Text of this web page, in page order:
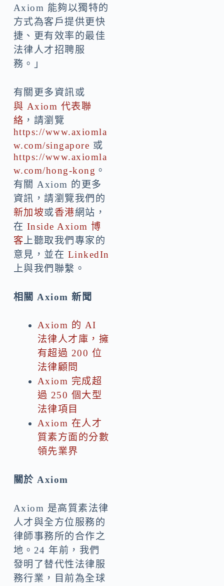
Axiom 能夠以獨特的
方式為客戶提供更快
捷、更有效率的最佳
法律人才招聘服
務。」
有關更多資訊或
與 Axiom 代表聯
絡 ，請瀏覽
https://www.axiomla
w.com/singapore 或
https://www.axiomla
w.com/hong-kong 。
有關 Axiom 的更多
資訊，請瀏覽我們的
新加坡或香港網站，
在 Inside Axiom 博
客 上聽取我們專家的
意見，並在 LinkedIn
上與我們聯繫。
相關 Axiom 新聞
Axiom 的 AI
法律人才庫，擁
有超過 200 位
法律顧問
Axiom 完成超
過 250 個大型
法律項目
Axiom 在人才
質素方面的分數
領先業界
關於 Axiom
Axiom 是高質素法律
人才與全方位服務的
律師事務所的合作之
地。24 年前，我們
發明了替代性法律服
務行業，目前為全球